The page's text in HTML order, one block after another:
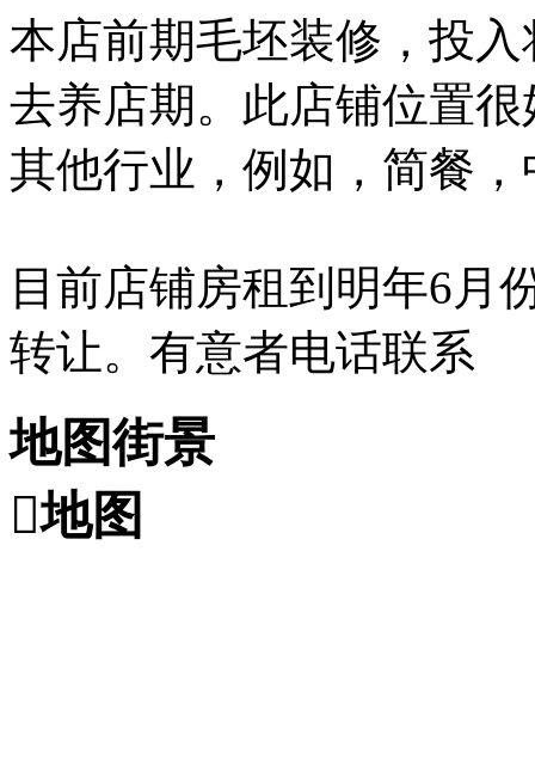
本店前期毛坯装修，投
去养店期。此店铺位置
其他行业，例如，简餐
目前店铺房租到明年6月
转让。有意者电话联系
地图街景
地图